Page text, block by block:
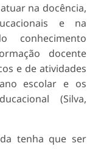
na docência,
e na
conhecimento
docente
e de atividades
escolar e os
(Silva,
tenha que ser